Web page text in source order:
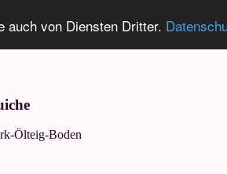
auch von Diensten Dritter.
Ölteig-Boden